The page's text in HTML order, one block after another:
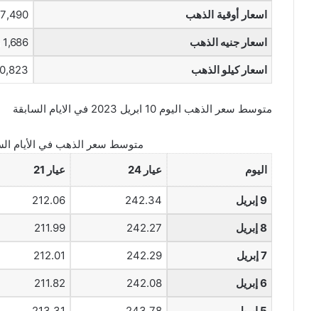
اسعار أوقية الذهب 7,490 ريال
اسعار جنيه الذهب 1,686 ريال
اسعار كيلو الذهب 240,823
متوسط سعر الذهب اليوم 10 ابريل 2023 في الايام السابقة
متوسط سعر الذهب في الأيام
اليوم
عيار 24 عيار 21
9 إبريل 242.34
212.06
8 إبريل 242.27
211.99
7 إبريل 242.29
212.01
6 إبريل 242.08
211.82